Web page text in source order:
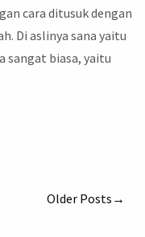
cara ditusuk dengan
Di aslinya sana yaitu
sangat biasa, yaitu
Older Posts→